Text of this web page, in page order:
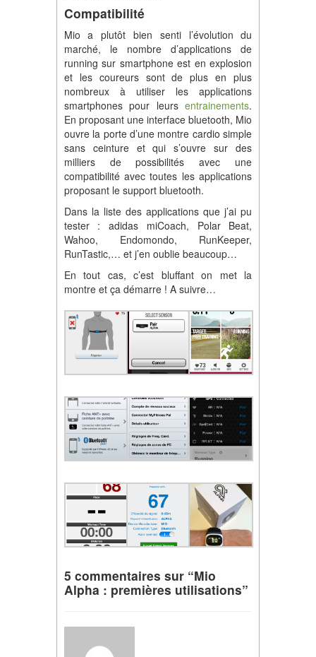
Compatibilité
Mio a plutôt bien senti l’évolution du
marché, le nombre d’applications de
running sur smartphone est en explosion
et les coureurs sont de plus en plus
nombreux à utiliser les applications
smartphones pour leursentrainements.
En proposant une interface bluetooth, Mio
ouvre la porte d’une montre cardio simple
sans ceinture et qui s’ouvre sur des
milliers de possibilités avec une
compatibilité avec toutes les applications
proposant le support bluetooth.
Dans la liste des applications que j’ai pu
tester : adidas miCoach, Polar Beat,
Wahoo, Endomondo, RunKeeper,
RunTastic,… et j’en oublie beaucoup…
En tout cas, c’est bluffant on met la
montre et ça démarre ! A suivre…
5 commentaires sur “Mio
Alpha : premières utilisations”